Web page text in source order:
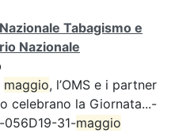
Tabagismo e
Nazionale
maggio, l’OMS e i partner
celebrano la Giornata...-
056D19-31-maggio